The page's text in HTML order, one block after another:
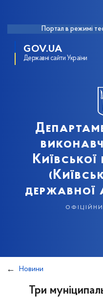
Портал в режимі
GOV.UA
Державні сайти України
Київської
державної
Новини
Три